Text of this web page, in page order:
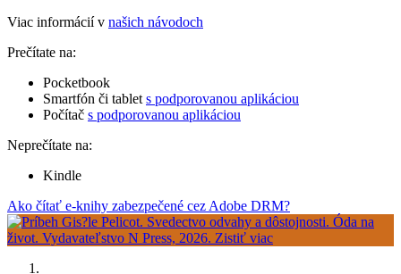
Viac informácií v našich návodoch
Prečítate na:
Pocketbook
Smartfón či tablet s podporovanou aplikáciou
Počítač s podporovanou aplikáciou
Neprečítate na:
Kindle
Ako čítať e-knihy zabezpečené cez Adobe DRM?